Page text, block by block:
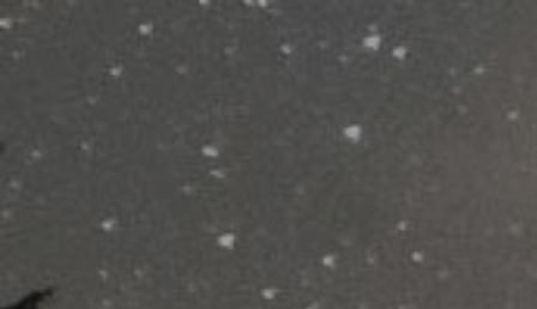
to
content